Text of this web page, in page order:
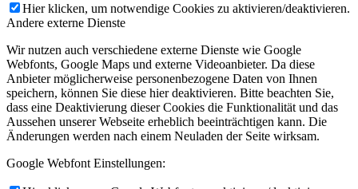
Hier klicken, um notwendige Cookies zu aktivieren/deaktivieren.
Andere externe Dienste
Wir nutzen auch verschiedene externe Dienste wie Google
Webfonts, Google Maps und externe Videoanbieter. Da diese
Anbieter möglicherweise personenbezogene Daten von Ihnen
speichern, können Sie diese hier deaktivieren. Bitte beachten Sie,
dass eine Deaktivierung dieser Cookies die Funktionalität und das
Aussehen unserer Webseite erheblich beeinträchtigen kann. Die
Änderungen werden nach einem Neuladen der Seite wirksam.
Google Webfont Einstellungen: